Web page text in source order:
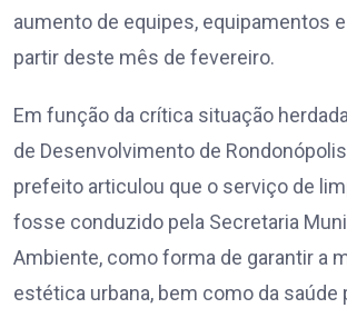
aumento de equipes, equipamentos
partir deste mês de fevereiro.
Em função da crítica situação
de Desenvolvimento de
prefeito articulou que o serviço de
fosse conduzido pela Secretaria
Ambiente, como forma de garantir a
estética urbana, bem como da saúde